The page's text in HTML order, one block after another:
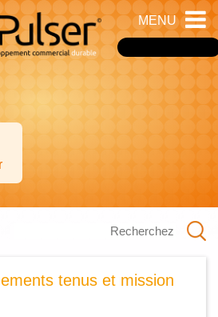
MENU
tenus et mission